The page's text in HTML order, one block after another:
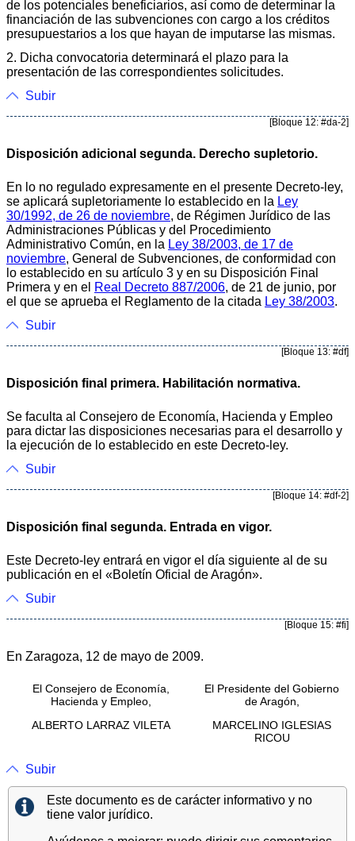
de los potenciales beneficiarios, así como de determinar la
financiación de las subvenciones con cargo a los créditos
presupuestarios a los que hayan de imputarse las mismas.
2. Dicha convocatoria determinará el plazo para la
presentación de las correspondientes solicitudes.
Subir
[Bloque 12: #da-2]
Disposición adicional segunda. Derecho supletorio.
En lo no regulado expresamente en el presente Decreto-ley,
se aplicará supletoriamente lo establecido en la Ley
30/1992, de 26 de noviembre, de Régimen Jurídico de las
Administraciones Públicas y del Procedimiento
Administrativo Común, en la Ley 38/2003, de 17 de
noviembre, General de Subvenciones, de conformidad con
lo establecido en su artículo 3 y en su Disposición Final
Primera y en el Real Decreto 887/2006, de 21 de junio, por
el que se aprueba el Reglamento de la citada Ley 38/2003.
Subir
[Bloque 13: #df]
Disposición final primera. Habilitación normativa.
Se faculta al Consejero de Economía, Hacienda y Empleo
para dictar las disposiciones necesarias para el desarrollo y
la ejecución de lo establecido en este Decreto-ley.
Subir
[Bloque 14: #df-2]
Disposición final segunda. Entrada en vigor.
Este Decreto-ley entrará en vigor el día siguiente al de su
publicación en el «Boletín Oficial de Aragón».
Subir
[Bloque 15: #fi]
En Zaragoza, 12 de mayo de 2009.
El Consejero de Economía,
Hacienda y Empleo,
El Presidente del Gobierno
de Aragón,
ALBERTO LARRAZ VILETA
MARCELINO IGLESIAS
RICOU
Subir
Este documento es de carácter informativo y no
tiene valor jurídico.